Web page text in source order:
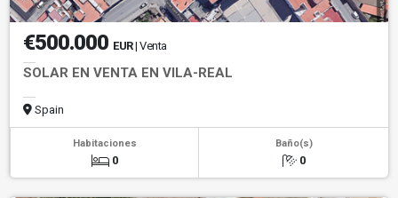
€500.000 EUR| Venta
SOLAR EN VENTA EN VILA-REAL
Spain
Habitaciones
0
Baño(s)
0